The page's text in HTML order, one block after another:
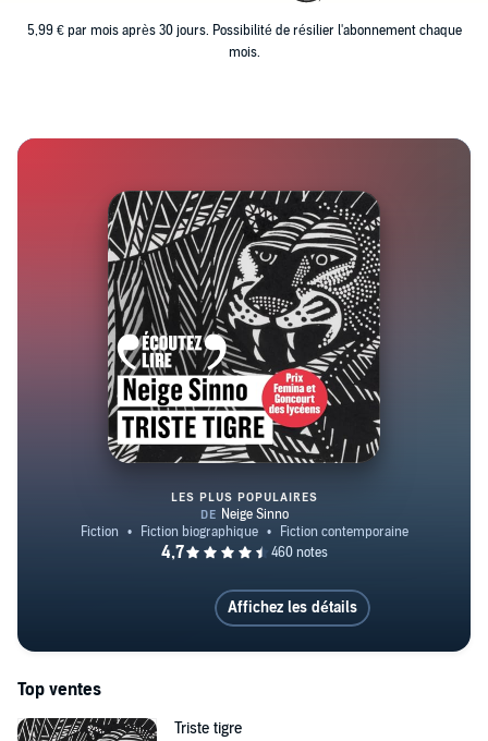
5,99 € par mois après 30 jours. Possibilité de résilier l'abonnement chaque
mois.
Triste tigre
LES PLUS POPULAIRES
Affichez les détails
Top ventes
Triste tigre